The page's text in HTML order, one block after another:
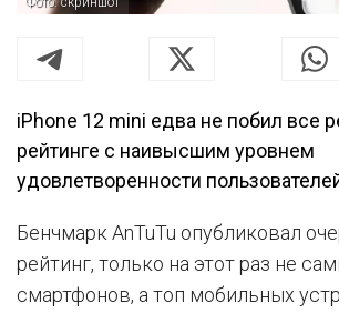
iPhone 12 mini едва не побил все
рейтинге с наивысшим уровнем
удовлетворенности
Бенчмарк AnTuTu опубликовал
рейтинг, только на этот раз не
смартфонов, а топ мобильных